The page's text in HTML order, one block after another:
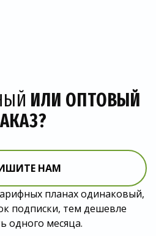
ИЛИ ОПТОВЫЙ
НАМ
планах одинаковый,
подписки, тем дешевле
одного месяца.